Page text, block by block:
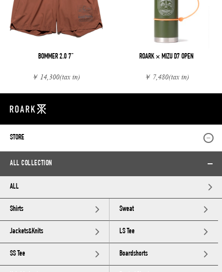
BOMMER 2.0 7"
￥ 14,300(tax in)
ROARK × MIZU D7 OPEN
￥ 7,480(tax in)
STORE
ALL COLLECTION
ALL
Shirts Sweat
Jackets&Knits LS Tee
SS Tee Boardshorts